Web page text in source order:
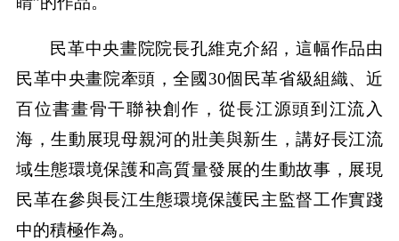
民革中央畫院院長孔維克介紹，這幅作品由
民革中央畫院牽頭，全國30個民革省級組織、近
百位書畫骨干聯袂創作，從長江源頭到江流入
海，生動展現母親河的壯美與新生，講好長江流
域生態環境保護和高質量發展的生動故事，展現
民革在參與長江生態環境保護民主監督工作實踐
中的積極作為。